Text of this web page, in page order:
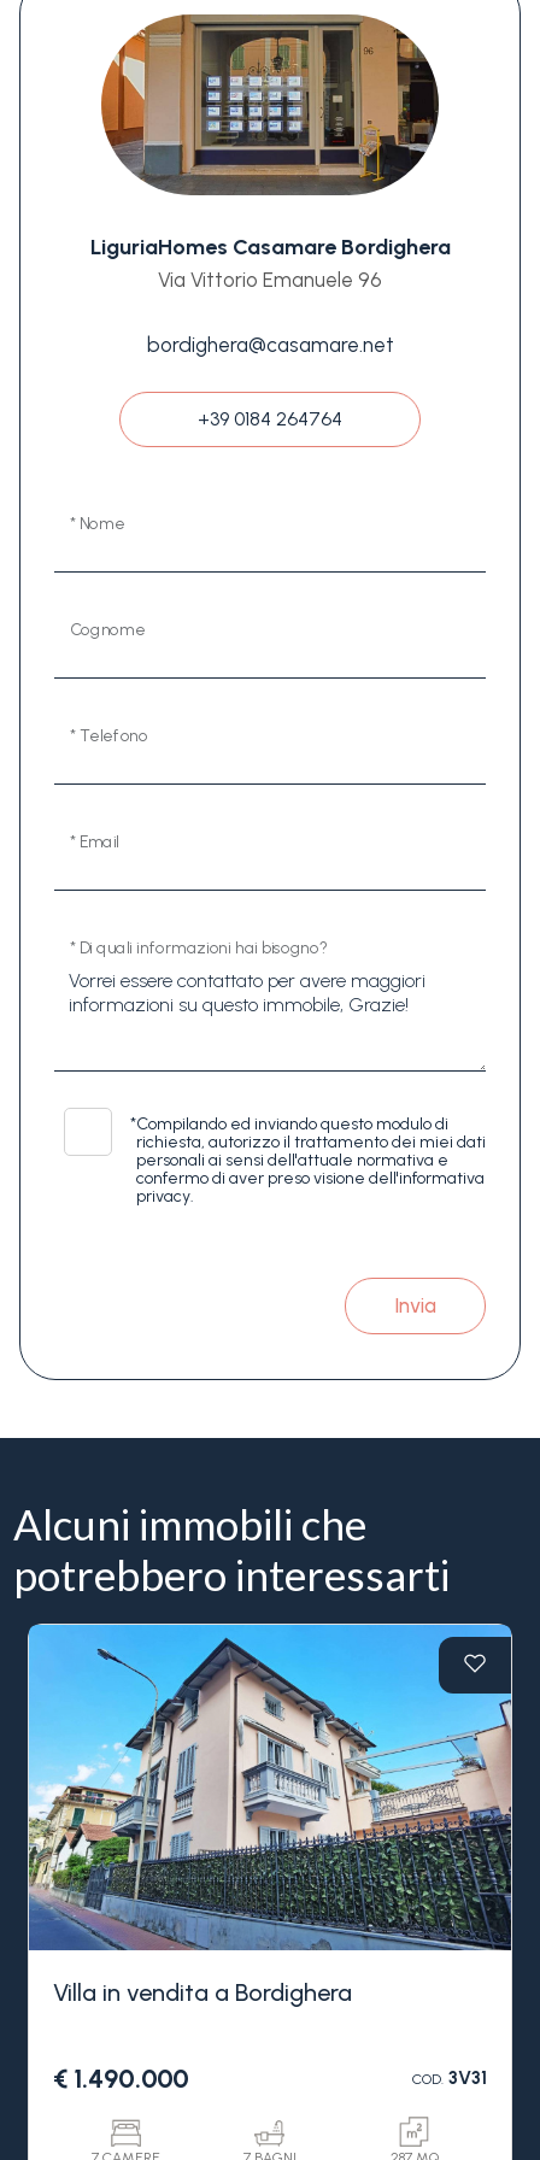
LiguriaHomes Casamare Bordighera
Via Vittorio Emanuele 96
bordighera@casamare.net
+39 0184 264764
* Nome
Cognome
* Telefono
* Email
* Di quali informazioni hai bisogno?
*Compilando ed inviando questo modulo di
richiesta, autorizzo il trattamento dei miei dati
personali ai sensi dell'attuale normativa e
confermo di aver preso visione dell'informativa
privacy.
Invia
Alcuni immobili che
potrebbero interessarti
Villa in vendita a Bordighera
€ 1.490.000 COD.3V31